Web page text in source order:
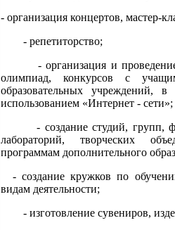
- организация концертов, мастер-
- репетиторство;
- организация и проведение
олимпиад, конкурсов с
образовательных учреждений,
использованием «Интернет - сети»;
- создание студий, групп,
лабораторий, творческих
программам дополнительного
- создание кружков по
видам деятельности;
- изготовление сувениров,